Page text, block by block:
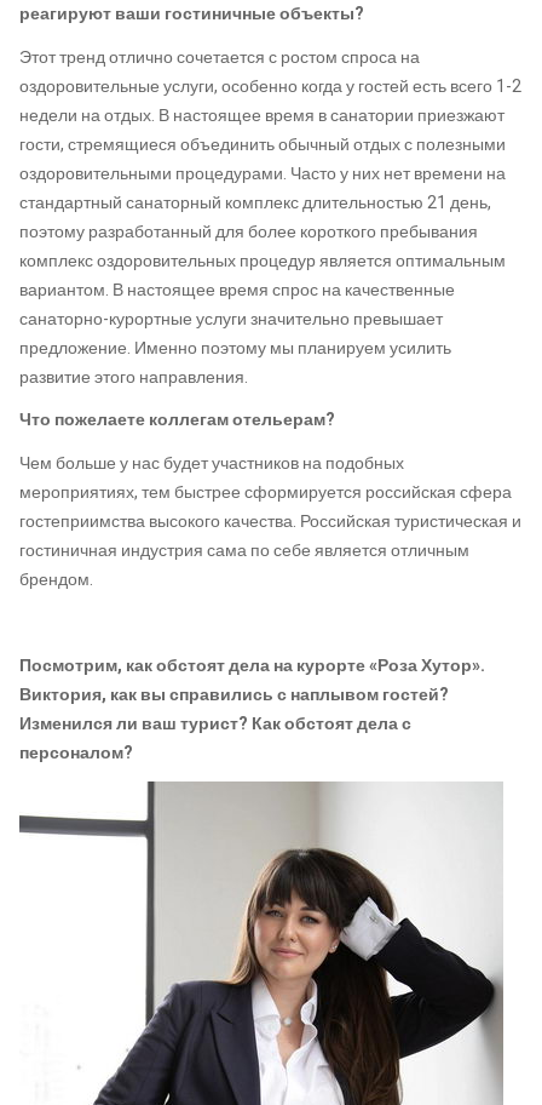
реагируют ваши гостиничные объекты?
Этот тренд отлично сочетается с ростом спроса на
оздоровительные услуги, особенно когда у гостей есть всего 1-2
недели на отдых. В настоящее время в санатории приезжают
гости, стремящиеся объединить обычный отдых с полезными
оздоровительными процедурами. Часто у них нет времени на
стандартный санаторный комплекс длительностью 21 день,
поэтому разработанный для более короткого пребывания
комплекс оздоровительных процедур является оптимальным
вариантом. В настоящее время спрос на качественные
санаторно-курортные услуги значительно превышает
предложение. Именно поэтому мы планируем усилить
развитие этого направления.
Что пожелаете коллегам отельерам?
Чем больше у нас будет участников на подобных
мероприятиях, тем быстрее сформируется российская сфера
гостеприимства высокого качества. Российская туристическая и
гостиничная индустрия сама по себе является отличным
брендом.
Посмотрим, как обстоят дела на курорте«Роза Хутор».
Виктория, как вы справились с наплывом гостей?
Изменился ли ваш турист? Как обстоят дела с
персоналом?